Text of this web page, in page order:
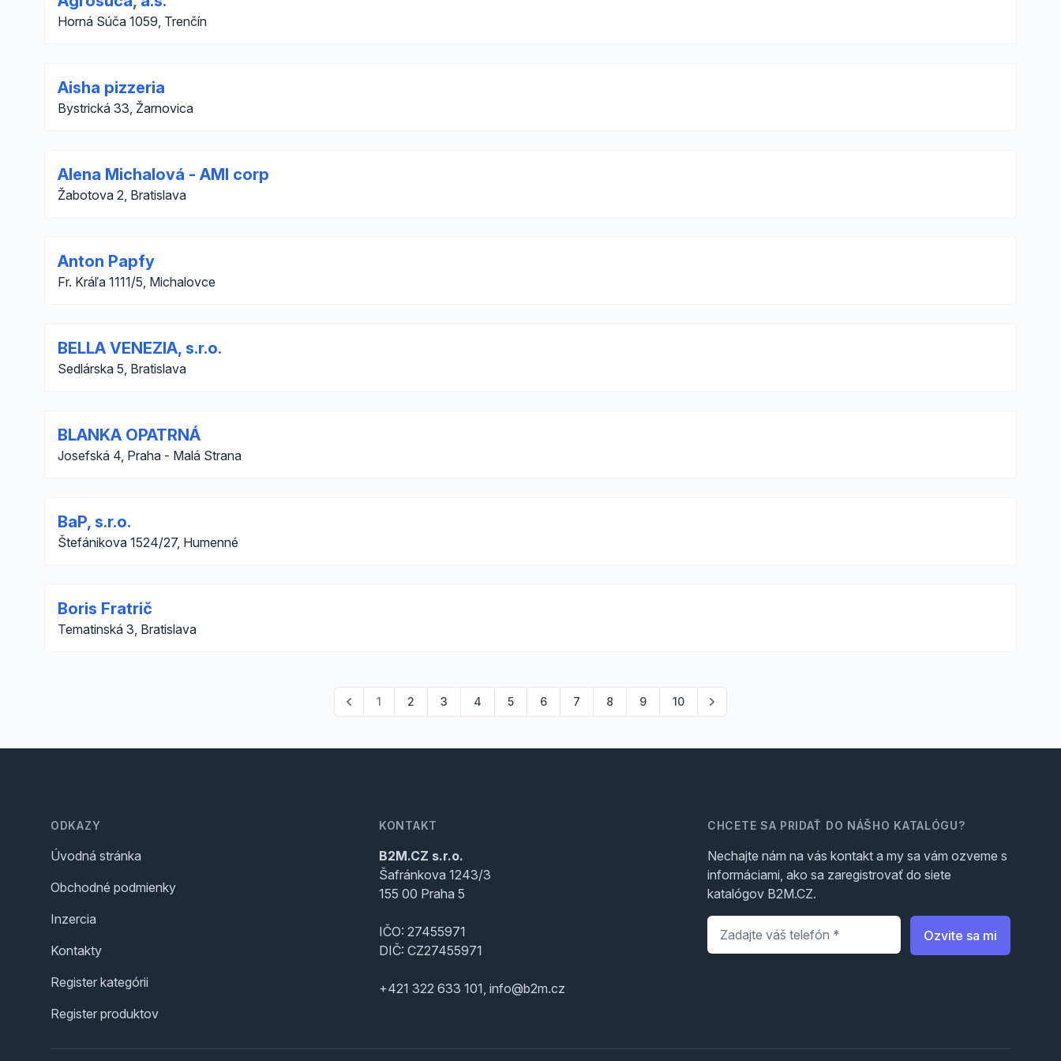
Horná Súča 1059, Trenčín
Aisha pizzeria
Bystrická 33, Žarnovica
Alena Michalová - AMI corp
Žabotova 2, Bratislava
Anton Papfy
Fr. Kráľa 1111/5, Michalovce
BELLA VENEZIA, s.r.o.
Sedlárska 5, Bratislava
BLANKA OPATRNÁ
Josefská 4, Praha - Malá Strana
BaP, s.r.o.
Štefánikova 1524/27, Humenné
Boris Fratrič
Tematinská 3, Bratislava
1 2 3 4 5 6 7 8 9 10
ODKAZY
Úvodná stránka
Obchodné podmienky
Inzercia
Kontakty
Register kategórii
Register produktov
KONTAKT
B2M.CZ s.r.o.
Šafránkova 1243/3
155 00 Praha 5
IČO: 27455971
DIČ: CZ27455971
+421 322 633 101, info@b2m.cz
CHCETE SA PRIDAŤ DO NÁŠHO KATALÓGU?
Nechajte nám na vás kontakt a my sa vám ozveme s
informáciami, ako sa zaregistrovať do siete
katalógov B2M.CZ.
Telefón
Ozvite sa mi